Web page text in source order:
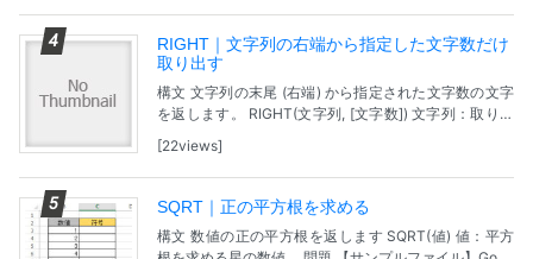
RIGHT｜文字列の右端から指定した文字数だけ
取り出す
構文 文字列の末尾 (右端) から指定された文字数の文字
を返します。 RIGHT(文字列, [文字数]) 文字列：取り出
す文字を含む文字列を指定します。 [文字数]：取り出す
文字数 (文字列の末尾から...
22views
SQRT｜正の平方根を求める
構文 数値の正の平方根を返します SQRT(値) 値：平方